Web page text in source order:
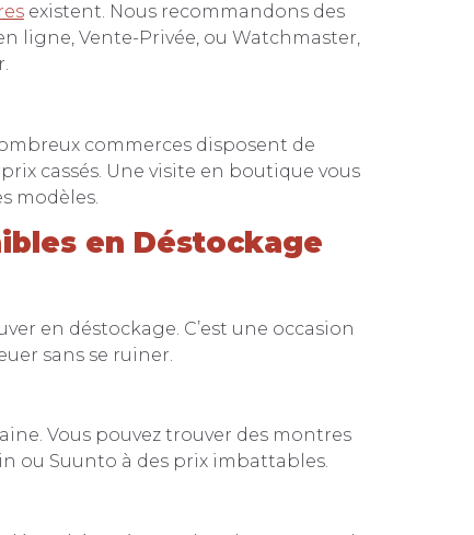
existent. Nous recommandons des
ligne, Vente-Privée, ou Watchmaster,
commerces disposent de
cassés. Une visite en boutique vous
modèles.
en Déstockage
en déstockage. C’est une occasion
sans se ruiner.
Vous pouvez trouver des montres
ou Suunto à des prix imbattables.